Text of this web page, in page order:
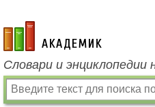
academic.ru
Словари и энциклопедии